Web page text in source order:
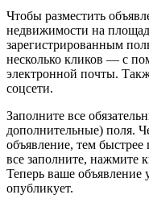
Чтобы разместить
недвижимости на
зарегистрированным
несколько кликов — с
электронной почты.
соцсети.
Заполните все
дополнительные) поля.
объявление, тем быстрее
все заполните, нажмите
Теперь ваше объявление
опубликует.